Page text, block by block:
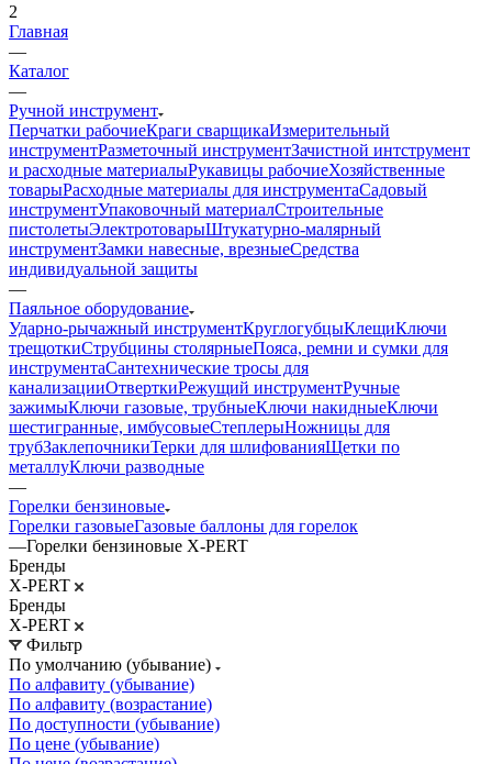
2
Главная
—
Каталог
—
Ручной инструмент
Перчатки рабочиеКраги сварщикаИзмерительный
инструментРазметочный инструментЗачистной интструмент
и расходные материалыРукавицы рабочиеХозяйственные
товарыРасходные материалы для инструментаСадовый
инструментУпаковочный материалСтроительные
пистолетыЭлектротоварыШтукатурно-малярный
инструментЗамки навесные, врезныеСредства
индивидуальной защиты
—
Паяльное оборудование
Ударно-рычажный инструментКруглогубцыКлещиКлючи
трещоткиСтрубцины столярныеПояса, ремни и сумки для
инструментаСантехнические тросы для
канализацииОтверткиРежущий инструментРучные
зажимыКлючи газовые, трубныеКлючи накидныеКлючи
шестигранные, имбусовыеСтеплерыНожницы для
трубЗаклепочникиТерки для шлифованияЩетки по
металлуКлючи разводные
—
Горелки бензиновые
Горелки газовыеГазовые баллоны для горелок
—Горелки бензиновые X-PERT
Бренды
X-PERT
Бренды
X-PERT
Фильтр
По умолчанию (убывание)
По алфавиту (убывание)
По алфавиту (возрастание)
По доступности (убывание)
По цене (убывание)